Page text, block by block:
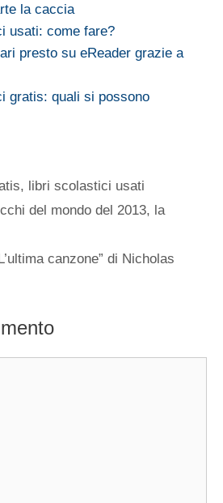
la caccia
usati: come fare?
presto su eReader grazie a
gratis: quali si possono
, libri scolastici usati
del mondo del 2013, la
canzone” di Nicholas